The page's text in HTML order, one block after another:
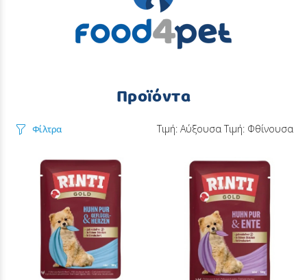
Προϊόντα
Φίλτρα Τιμή: Αύξουσα Τιμή: Φθίνουσα